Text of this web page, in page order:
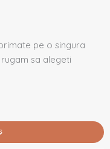
pe o singura
sa alegeti